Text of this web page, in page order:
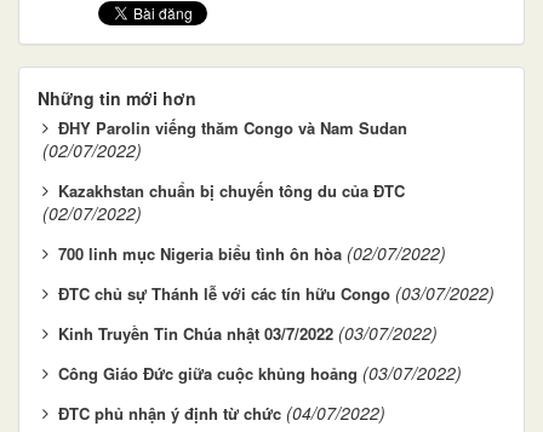
Những tin mới hơn
ĐHY Parolin viếng thăm Congo và Nam Sudan
(02/07/2022)
Kazakhstan chuẩn bị chuyến tông du của ĐTC
(02/07/2022)
700 linh mục Nigeria biểu tình ôn hòa (02/07/2022)
ĐTC chủ sự Thánh lễ với các tín hữu Congo (03/07/2022)
Kinh Truyền Tin Chúa nhật 03/7/2022 (03/07/2022)
Công Giáo Đức giữa cuộc khủng hoảng (03/07/2022)
ĐTC phủ nhận ý định từ chức (04/07/2022)